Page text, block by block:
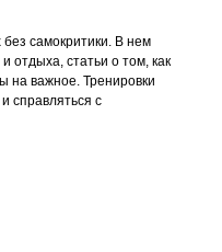
без самокритики. В нем
отдыха, статьи о том, как
на важное. Тренировки
справляться с